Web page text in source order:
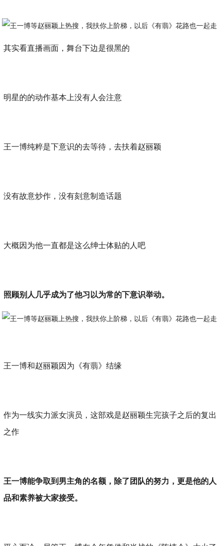
其实看直播画面，舞台下边是很黑的
明星的的动作基本上没有人会注意
王一博纯粹是下意识的去等待，去扶着赵丽颖
没有故意炒作，没有刻意制造话题
大概因为他一直都是这么绅士体贴的人吧
照顾别人几乎成为了他习以为常的下意识举动。
王一博和赵丽颖因为《有翡》结缘
作为一线实力派女演员，这部戏是赵丽颖生完孩子之后的复出
之作
王一博能争取到男主角的名额，除了团队的努力，更是他的人
品和素养被大家接受。